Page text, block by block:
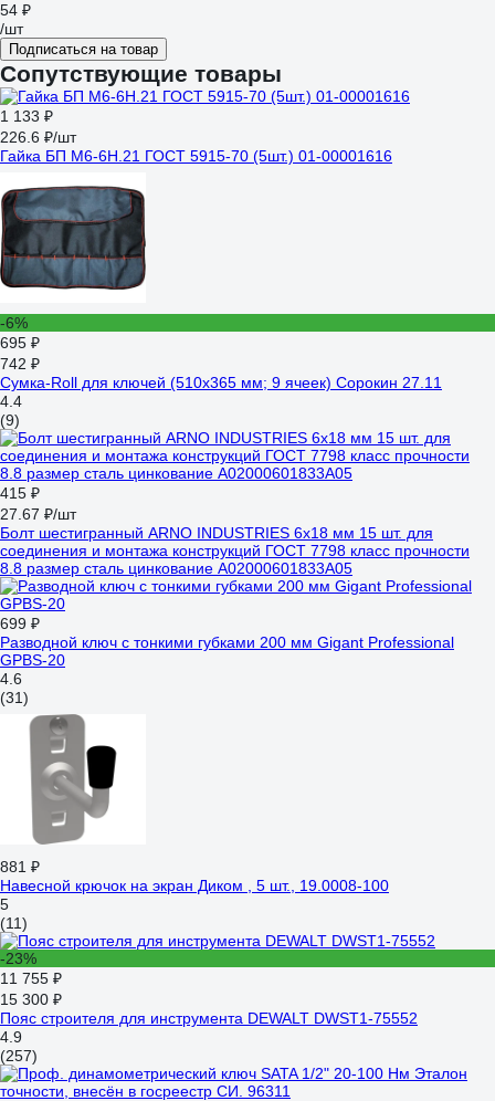
54 ₽
/шт
Подписаться на товар
Сопутствующие товары
1 133 ₽
226.6 ₽/шт
Гайка БП М6-6Н.21 ГОСТ 5915-70 (5шт.) 01-00001616
-6%
695 ₽
742 ₽
Сумка-Roll для ключей (510х365 мм; 9 ячеек) Сорокин 27.11
4.4
(9)
415 ₽
27.67 ₽/шт
Болт шестигранный ARNO INDUSTRIES 6х18 мм 15 шт. для
соединения и монтажа конструкций ГОСТ 7798 класс прочности
8.8 размер сталь цинкование A02000601833A05
699 ₽
Разводной ключ с тонкими губками 200 мм Gigant Professional
GPBS-20
4.6
(31)
881 ₽
Навесной крючок на экран Диком , 5 шт., 19.0008-100
5
(11)
-23%
11 755 ₽
15 300 ₽
Пояс строителя для инструмента DEWALT DWST1-75552
4.9
(257)